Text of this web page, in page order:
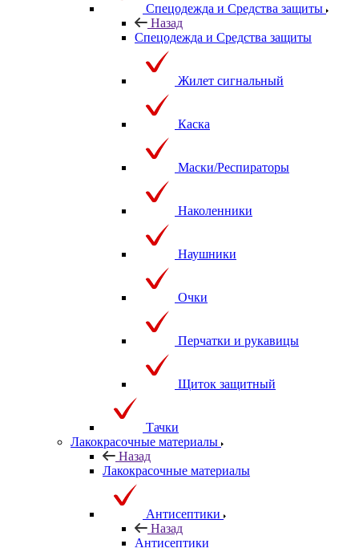
Спецодежда и Средства защиты
Назад
Спецодежда и Средства защиты
Жилет сигнальный
Каска
Маски/Респираторы
Наколенники
Наушники
Очки
Перчатки и рукавицы
Щиток защитный
Тачки
Лакокрасочные материалы
Назад
Лакокрасочные материалы
Антисептики
Назад
Антисептики